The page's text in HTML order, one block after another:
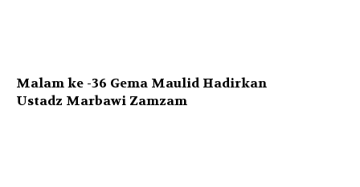
Malam ke -36 Gema Maulid Hadirkan
Ustadz Marbawi Zamzam